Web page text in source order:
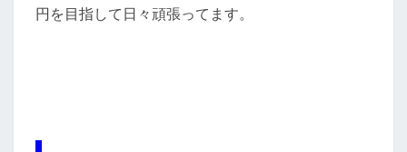
円を目指して日々頑張ってます。